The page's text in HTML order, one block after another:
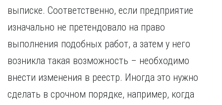
выписке. Соответственно, если предприятие
изначально не претендовало на право
выполнения подобных работ, а затем у него
возникла такая возможность – необходимо
внести изменения в реестр. Иногда это нужно
сделать в срочном порядке, например, когда